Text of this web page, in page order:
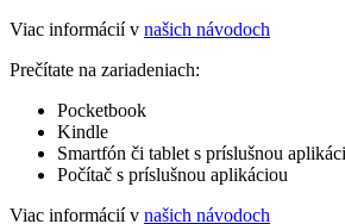
Viac informácií v našich návodoch
Prečítate na zariadeniach:
Pocketbook
Kindle
Smartfón či tablet s príslušnou
Počítač s príslušnou aplikáciou
Viac informácií v našich návodoch